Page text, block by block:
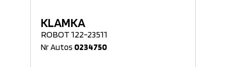
KLAMKA
ROBOT 122-23511
Nr Autos 0234750